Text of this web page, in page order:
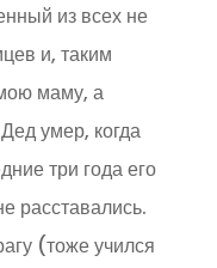
из всех не
и, таким
маму, а
умер, когда
три года его
расставались.
(тоже учился